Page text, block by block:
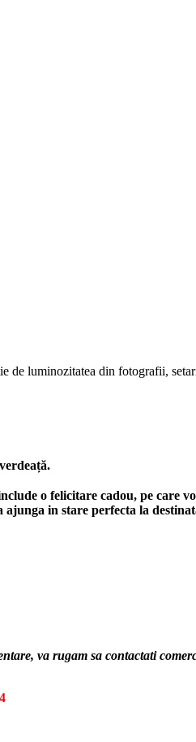
de luminozitatea din fotografii,
o felicitare cadou, pe care
in stare perfecta la
va rugam sa contactati